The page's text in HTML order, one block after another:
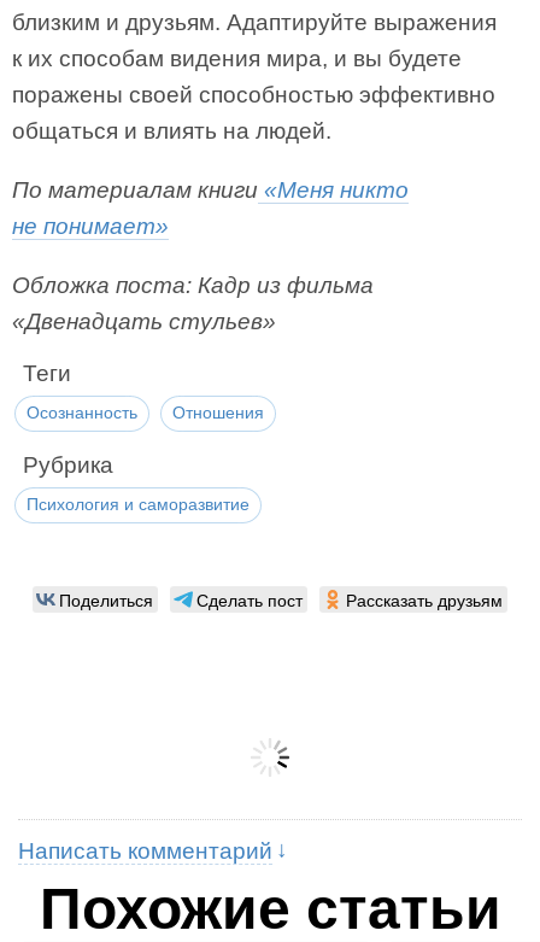
близким и друзьям. Адаптируйте выражения
к их способам видения мира, и вы будете
поражены своей способностью эффективно
общаться и влиять на людей.
По материалам книги «Меня никто
не понимает»
Обложка поста: Кадр из фильма
«Двенадцать стульев»
Теги
Осознанность Отношения
Рубрика
Психология и саморазвитие
Поделиться Сделать пост Рассказать друзьям
Написать комментарий
Похожие статьи